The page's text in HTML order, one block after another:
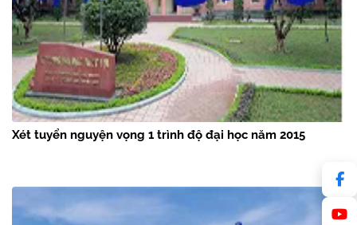
Xét tuyển nguyện vọng 1 trình độ đại học năm 2015